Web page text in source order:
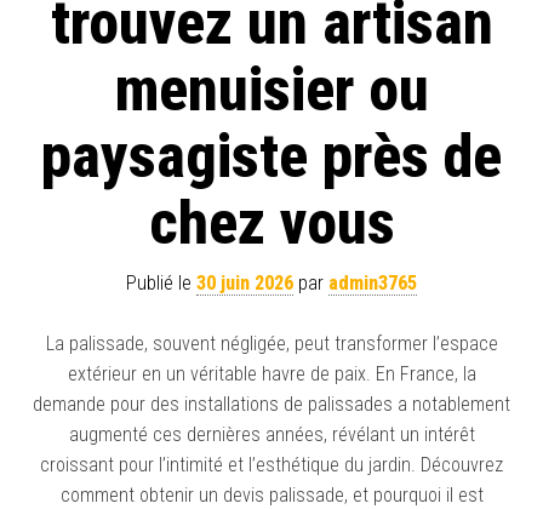
trouvez un artisan
menuisier ou
paysagiste près de
chez vous
Publié le 30 juin 2026 par admin3765
La palissade, souvent négligée, peut transformer l’espace
extérieur en un véritable havre de paix. En France, la
demande pour des installations de palissades a notablement
augmenté ces dernières années, révélant un intérêt
croissant pour l’intimité et l’esthétique du jardin. Découvrez
comment obtenir un devis palissade, et pourquoi il est